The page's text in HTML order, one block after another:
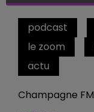
podcast
le zoom
actu
Champagne FM